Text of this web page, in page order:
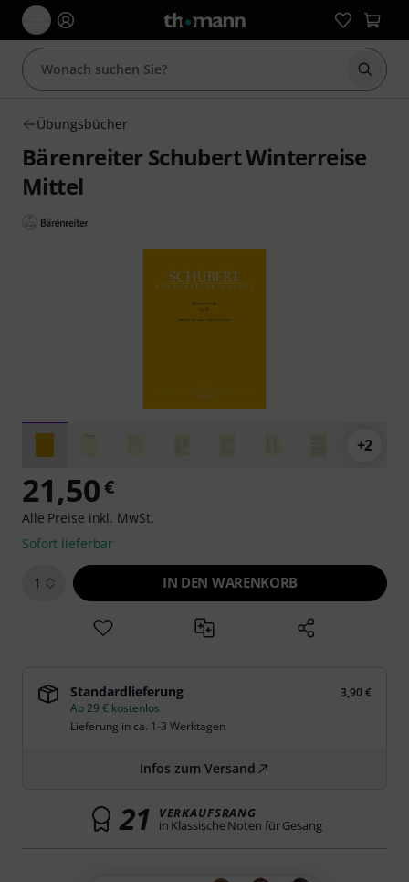
Suche
Übungsbücher
Bärenreiter Schubert Winterreise
Mittel
+2
21,50€
Alle Preise inkl. MwSt.
Sofort lieferbar
1 IN DEN WARENKORB
Standardlieferung
3,90 €
Ab 29 € kostenlos
Lieferung in ca. 1-3 Werktagen
Infos zum Versand
21 VERKAUFSRANG
in Klassische Noten für Gesang